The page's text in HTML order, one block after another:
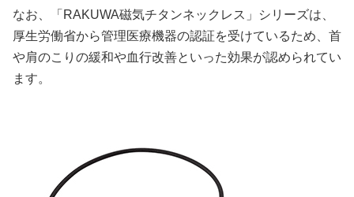
なお、「RAKUWA磁気チタンネックレス」シリーズは、
厚生労働省から管理医療機器の認証を受けているため、首
や肩のこりの緩和や血行改善といった効果が認められてい
ます。